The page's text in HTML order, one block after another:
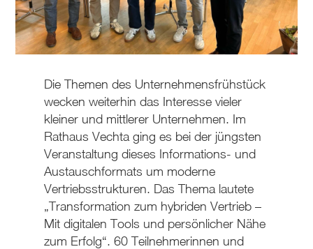
Die Themen des Unternehmensfrühstück
wecken weiterhin das Interesse vieler
kleiner und mittlerer Unternehmen. Im
Rathaus Vechta ging es bei der jüngsten
Veranstaltung dieses Informations- und
Austauschformats um moderne
Vertriebsstrukturen. Das Thema lautete
„Transformation zum hybriden Vertrieb –
Mit digitalen Tools und persönlicher Nähe
zum Erfolg“. 60 Teilnehmerinnen und